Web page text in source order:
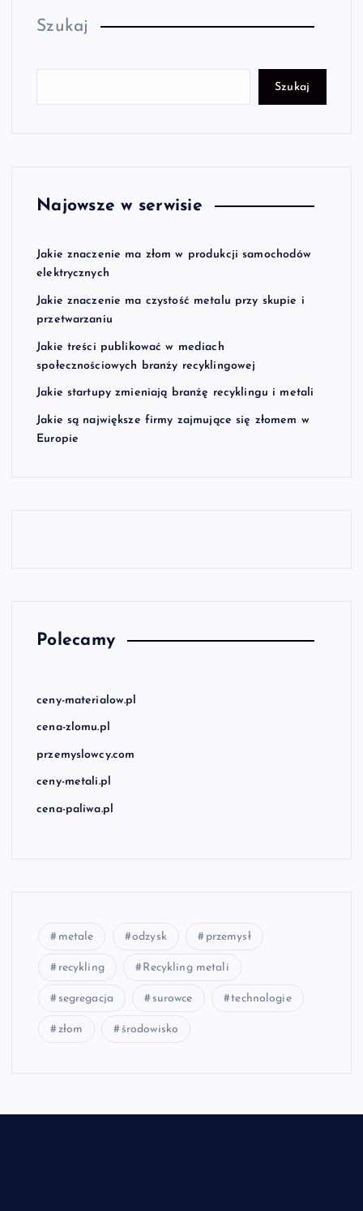
Szukaj
Szukaj
Najowsze w serwisie
Jakie znaczenie ma złom w produkcji samochodów
elektrycznych
Jakie znaczenie ma czystość metalu przy skupie i
przetwarzaniu
Jakie treści publikować w mediach
społecznościowych branży recyklingowej
Jakie startupy zmieniają branżę recyklingu i metali
Jakie są największe firmy zajmujące się złomem w
Europie
Polecamy
ceny-materialow.pl
cena-zlomu.pl
przemyslowcy.com
ceny-metali.pl
cena-paliwa.pl
metale odzysk przemysł
recykling Recykling metali
segregacja surowce technologie
złom środowisko